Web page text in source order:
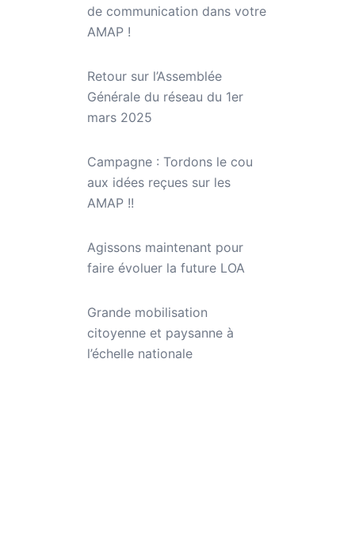
de communication dans votre
AMAP !
Retour sur l’Assemblée
Générale du réseau du 1er
mars 2025
Campagne : Tordons le cou
aux idées reçues sur les
AMAP !!
Agissons maintenant pour
faire évoluer la future LOA
Grande mobilisation
citoyenne et paysanne à
l’échelle nationale